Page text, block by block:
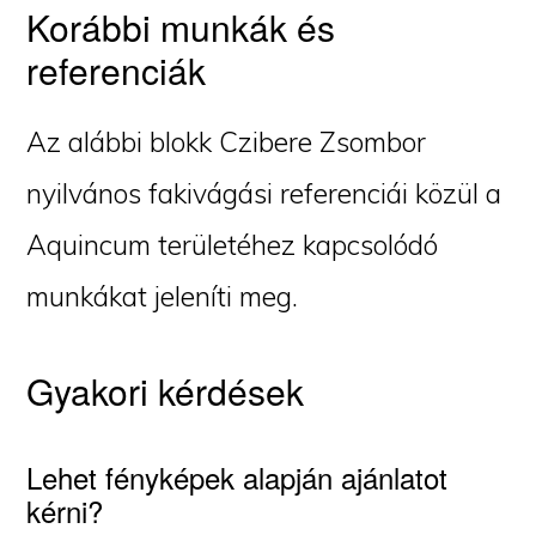
Korábbi munkák és
referenciák
Az alábbi blokk Czibere Zsombor
nyilvános fakivágási referenciái közül a
Aquincum területéhez kapcsolódó
munkákat jeleníti meg.
Gyakori kérdések
Lehet fényképek alapján ajánlatot
kérni?